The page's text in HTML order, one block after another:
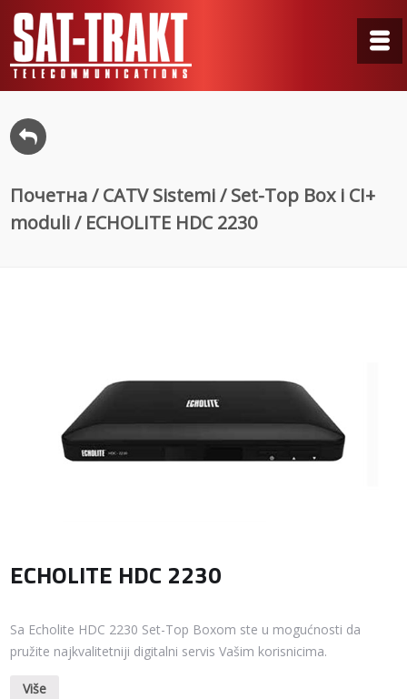
Почетна/CATV Sistemi/Set-Top Box i CI+
moduli/ ECHOLITE HDC 2230
ECHOLITE HDC 2230
Sa Echolite HDC 2230 Set-Top Boxom ste u mogućnosti da
pružite najkvalitetniji digitalni servis Vašim korisnicima.
Više